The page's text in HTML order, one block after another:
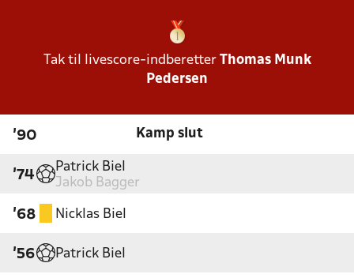
Tak til livescore-indberetter Thomas Munk
Pedersen
'90 Kamp slut
'74
Patrick Biel
Jakob Bagger
'68 Nicklas Biel
'56 Patrick Biel